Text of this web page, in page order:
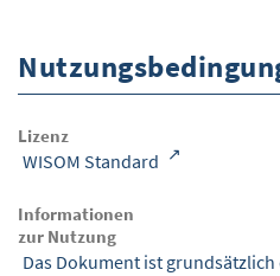
Lizenz
WISOM Standard
Informationen
zur Nutzung
Das Dokument ist